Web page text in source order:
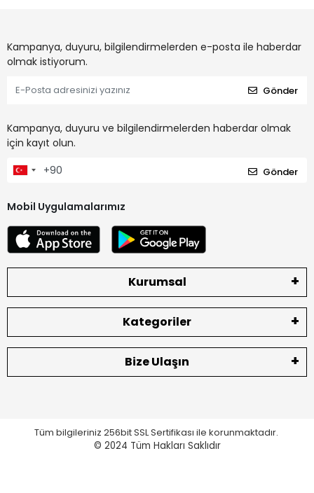
Kampanya, duyuru, bilgilendirmelerden e-posta ile haberdar
olmak istiyorum.
Gönder
Kampanya, duyuru ve bilgilendirmelerden haberdar olmak
için kayıt olun.
Gönder
Mobil Uygulamalarımız
Kurumsal
Kategoriler
Bize Ulaşın
Tüm bilgileriniz 256bit SSL Sertifikası ile korunmaktadır.
© 2024 Tüm Hakları Saklıdır